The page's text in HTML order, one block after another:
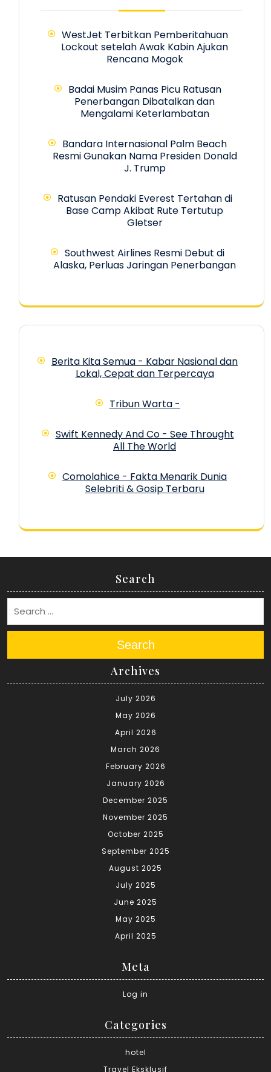
WestJet Terbitkan Pemberitahuan
Lockout setelah Awak Kabin Ajukan
Rencana Mogok
Badai Musim Panas Picu Ratusan
Penerbangan Dibatalkan dan
Mengalami Keterlambatan
Bandara Internasional Palm Beach
Resmi Gunakan Nama Presiden Donald
J. Trump
Ratusan Pendaki Everest Tertahan di
Base Camp Akibat Rute Tertutup
Gletser
Southwest Airlines Resmi Debut di
Alaska, Perluas Jaringan Penerbangan
Berita Kita Semua - Kabar Nasional dan
Lokal, Cepat dan Terpercaya
Tribun Warta -
Swift Kennedy And Co - See Throught
All The World
Comolahice - Fakta Menarik Dunia
Selebriti & Gosip Terbaru
Search
Search
Archives
July 2026
May 2026
April 2026
March 2026
February 2026
January 2026
December 2025
November 2025
October 2025
September 2025
August 2025
July 2025
June 2025
May 2025
April 2025
Meta
Log in
Categories
hotel
Travel Eksklusif